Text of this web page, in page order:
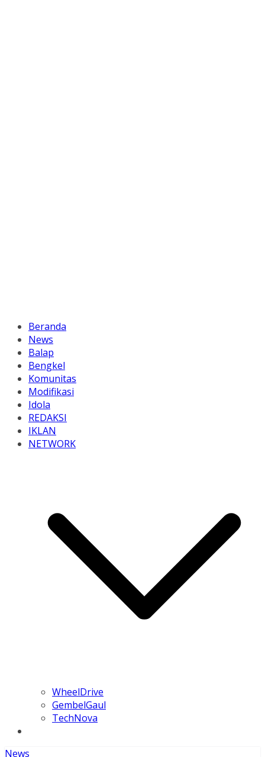
Beranda
News
Balap
Bengkel
Komunitas
Modifikasi
Idola
REDAKSI
IKLAN
NETWORK
WheelDrive
GembelGaul
TechNova
News